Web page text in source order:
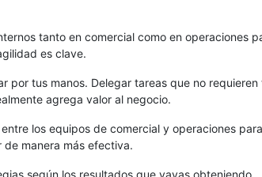
tanto en comercial como en operaciones
es clave.
por tus manos. Delegar tareas que no requieren
agrega valor al negocio.
los equipos de comercial y operaciones
manera más efectiva.